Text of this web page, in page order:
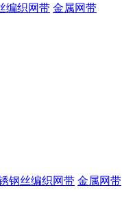
编织网带 金属网带
钢丝编织网带 金属网带